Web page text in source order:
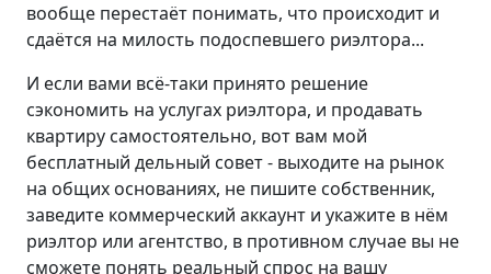
вообще перестаёт понимать, что происходит и
сдаётся на милость подоспевшего риэлтора...
И если вами всё-таки принято решение
сэкономить на услугах риэлтора, и продавать
квартиру самостоятельно, вот вам мой
бесплатный дельный совет - выходите на рынок
на общих основаниях, не пишите собственник,
заведите коммерческий аккаунт и укажите в нём
риэлтор или агентство, в противном случае вы не
сможете понять реальный спрос на вашу